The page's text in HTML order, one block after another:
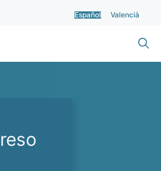
Español Valencià